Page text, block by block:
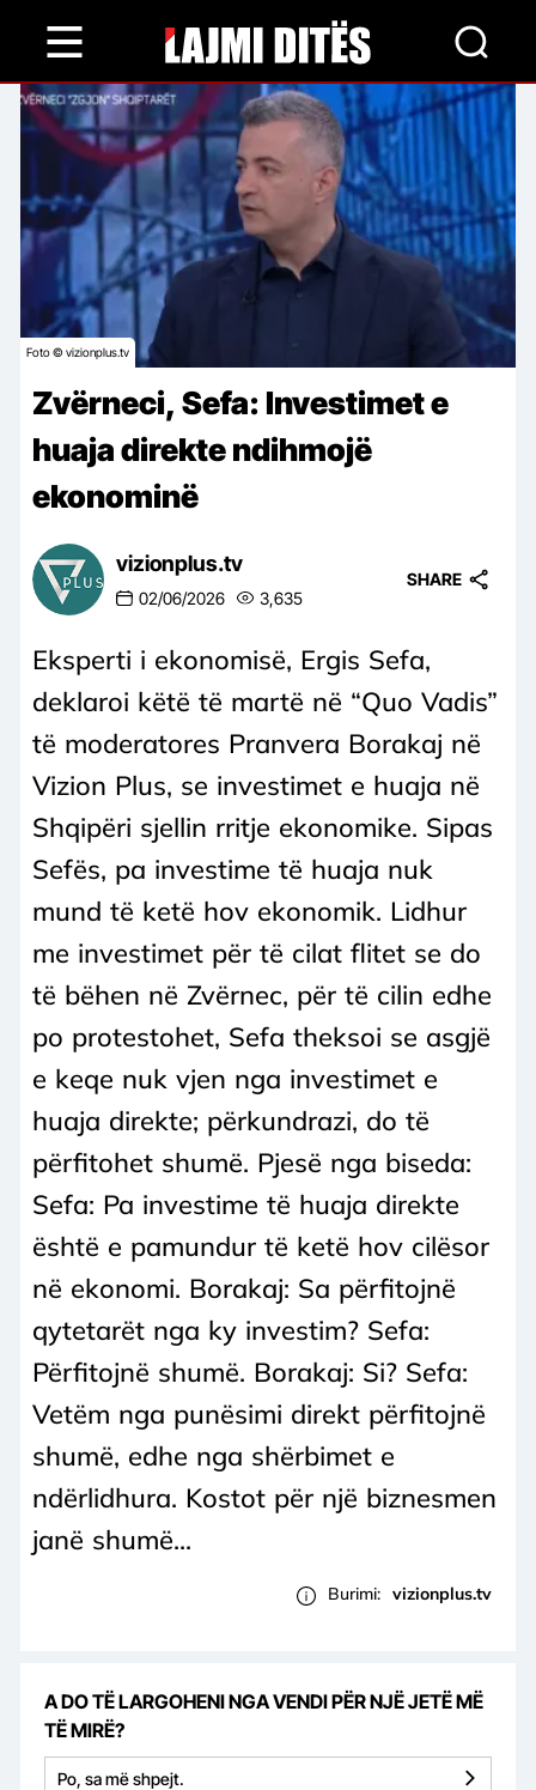
content
Foto © vizionplus.tv
Zvërneci, Sefa: Investimet e
huaja direkte ndihmojë
ekonominë
vizionplus.tv
02/06/2026 3,635
SHARE
Eksperti i ekonomisë, Ergis Sefa,
deklaroi këtë të martë në “Quo Vadis”
të moderatores Pranvera Borakaj në
Vizion Plus, se investimet e huaja në
Shqipëri sjellin rritje ekonomike. Sipas
Sefës, pa investime të huaja nuk
mund të ketë hov ekonomik. Lidhur
me investimet për të cilat flitet se do
të bëhen në Zvërnec, për të cilin edhe
po protestohet, Sefa theksoi se asgjë
e keqe nuk vjen nga investimet e
huaja direkte; përkundrazi, do të
përfitohet shumë. Pjesë nga biseda:
Sefa: Pa investime të huaja direkte
është e pamundur të ketë hov cilësor
në ekonomi. Borakaj: Sa përfitojnë
qytetarët nga ky investim? Sefa:
Përfitojnë shumë. Borakaj: Si? Sefa:
Vetëm nga punësimi direkt përfitojnë
shumë, edhe nga shërbimet e
ndërlidhura. Kostot për një biznesmen
janë shumë...
Burimi: vizionplus.tv
A DO TË LARGOHENI NGA VENDI PËR NJË JETË MË
TË MIRË?
Po, sa më shpejt.